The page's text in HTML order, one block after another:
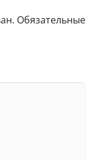
Обязательные